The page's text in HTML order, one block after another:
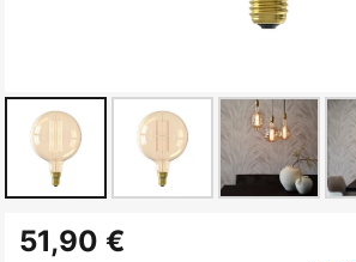
στην
51,90 €